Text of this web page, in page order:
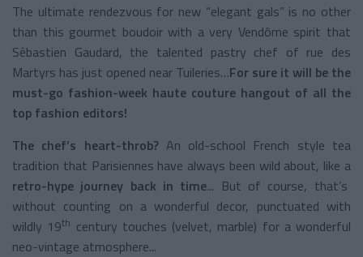
The ultimate rendezvous for new “elegant gals” is no other
than this gourmet boudoir with a very Vendôme spirit that
Sébastien Gaudard, the talented pastry chef of rue des
Martyrs has just opened near Tuileries…For sure it will be the
must-go fashion-week haute couture hangout of all the
top fashion editors!
The chef’s heart-throb?An old-school French style tea
tradition that Parisiennes have always been wild about, like a
retro-hype journey back in time... But of course, that’s
without counting on a wonderful decor, punctuated with
wildly 19th century touches (velvet, marble) for a wonderful
neo-vintage atmosphere...